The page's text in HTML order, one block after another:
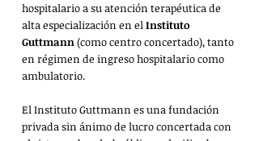
hospitalario a su atención terapéutica de
alta especialización en el Instituto
Guttmann (como centro concertado), tanto
en régimen de ingreso hospitalario como
ambulatorio.
El Instituto Guttmann es una fundación
privada sin ánimo de lucro concertada con